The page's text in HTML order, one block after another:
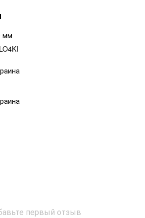
мм
первый отзыв